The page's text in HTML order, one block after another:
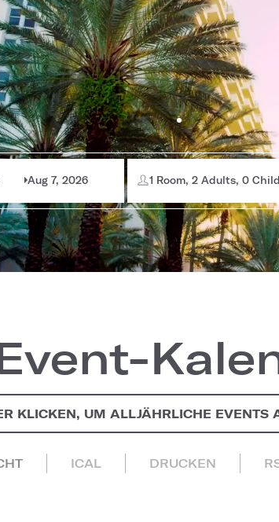
Aug 7, 2026 1 Room, 2 Adults, 0
KLICKEN, UM ALLJÄHRLICHE EVENTS
ICAL DRUCKEN